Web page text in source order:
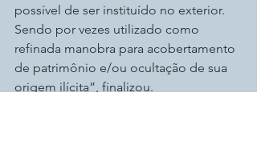
possível de ser instituído no exterior.
Sendo por vezes utilizado como
refinada manobra para acobertamento
de patrimônio e/ou ocultação de sua
origem ilícita”, finalizou.